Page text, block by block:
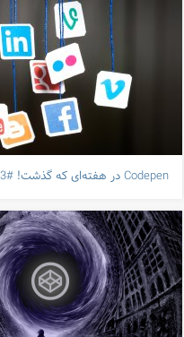
Codepen در هفته‌ای که گذشت! #13